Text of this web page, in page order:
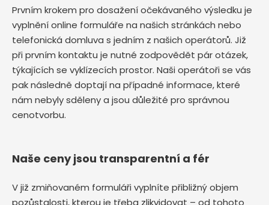
Prvním krokem pro dosažení očekávaného výsledku je
vyplnění online formuláře na našich stránkách nebo
telefonická domluva s jedním z našich operátorů. Již
při prvním kontaktu je nutné zodpovědět pár otázek,
týkajících se vyklízecích prostor. Naši operátoři se vás
pak následně doptají na případné informace, které
nám nebyly sděleny a jsou důležité pro správnou
cenotvorbu.
Naše ceny jsou transparentní a fér
V již zmiňovaném formuláři vyplníte přibližný objem
pozůstalosti, kterou je třeba zlikvidovat – od tohoto